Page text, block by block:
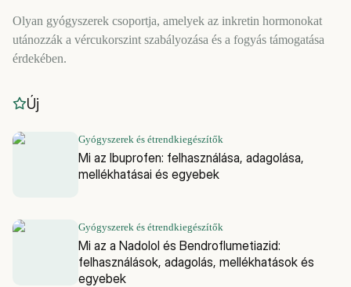
Olyan gyógyszerek csoportja, amelyek az inkretin hormonokat
utánozzák a vércukorszint szabályozása és a fogyás támogatása
érdekében.
Új
Gyógyszerek és étrendkiegészítők
Mi az Ibuprofen: felhasználása, adagolása,
mellékhatásai és egyebek
Gyógyszerek és étrendkiegészítők
Mi az a Nadolol és Bendroflumetiazid:
felhasználások, adagolás, mellékhatások és
egyebek